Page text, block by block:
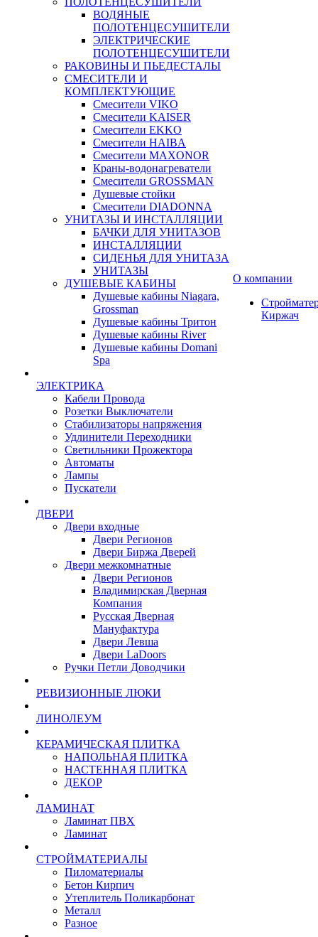
ВОДЯНЫЕ
ПОЛОТЕНЦЕСУШИТЕЛИ
ЭЛЕКТРИЧЕСКИЕ
ПОЛОТЕНЦЕСУШИТЕЛИ
РАКОВИНЫ И ПЬЕДЕСТАЛЫ
СМЕСИТЕЛИ И
КОМПЛЕКТУЮЩИЕ
Смесители VIKO
Смесители KAISER
Смесители EKKO
Смесители HAIBA
Смесители MAXONOR
Краны-водонагреватели
Смесители GROSSMAN
Душевые стойки
Смесители DIADONNA
УНИТАЗЫ И ИНСТАЛЛЯЦИИ
БАЧКИ ДЛЯ УНИТАЗОВ
ИНСТАЛЛЯЦИИ
СИДЕНЬЯ ДЛЯ УНИТАЗА
УНИТАЗЫ
ДУШЕВЫЕ КАБИНЫ
Душевые кабины Niagara,
Grossman
Душевые кабины Тритон
Душевые кабины River
Душевые кабины Domani
Spa
ЭЛЕКТРИКА
Кабели Провода
Розетки Выключатели
Стабилизаторы напряжения
Удлинители Переходники
Светильники Прожектора
Автоматы
Лампы
Пускатели
ДВЕРИ
Двери входные
Двери Регионов
Двери Биржа Дверей
Двери межкомнатные
Двери Регионов
Владимирская Дверная
Компания
Русская Дверная
Мануфактура
Двери Левша
Двери LaDoors
Ручки Петли Доводчики
РЕВИЗИОННЫЕ ЛЮКИ
ЛИНОЛЕУМ
КЕРАМИЧЕСКАЯ ПЛИТКА
НАПОЛЬНАЯ ПЛИТКА
НАСТЕННАЯ ПЛИТКА
ДЕКОР
ЛАМИНАТ
Ламинат ПВХ
Ламинат
СТРОЙМАТЕРИАЛЫ
Пиломатериалы
Бетон Кирпич
Утеплитель Поликарбонат
Металл
Разное
О компании
Киржач